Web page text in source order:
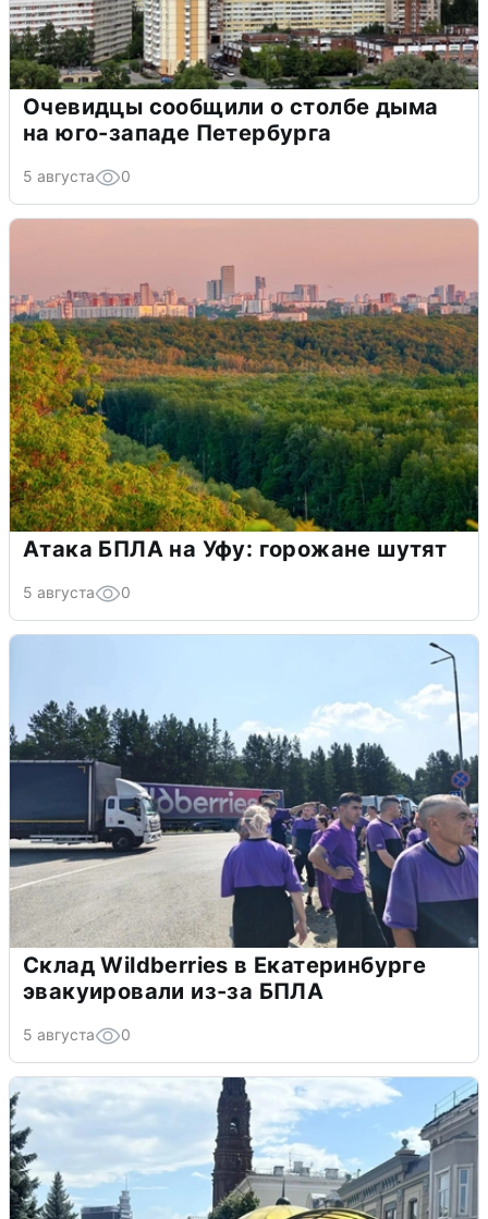
Очевидцы сообщили о столбе дыма
на юго-западе Петербурга
5 августа 0
Атака БПЛА на Уфу: горожане шутят
5 августа 0
Склад Wildberries в Екатеринбурге
эвакуировали из-за БПЛА
5 августа 0